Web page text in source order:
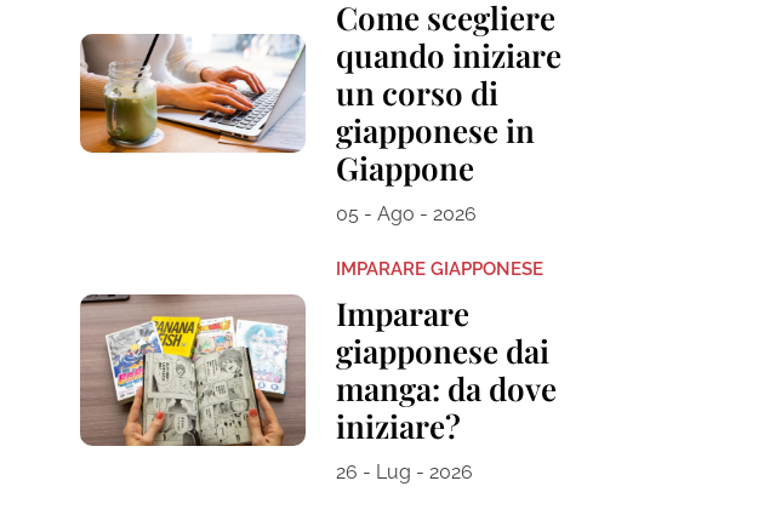
Come scegliere
quando iniziare
un corso di
giapponese in
Giappone
05 - Ago - 2026
IMPARARE GIAPPONESE
Imparare
giapponese dai
manga: da dove
iniziare?
26 - Lug - 2026